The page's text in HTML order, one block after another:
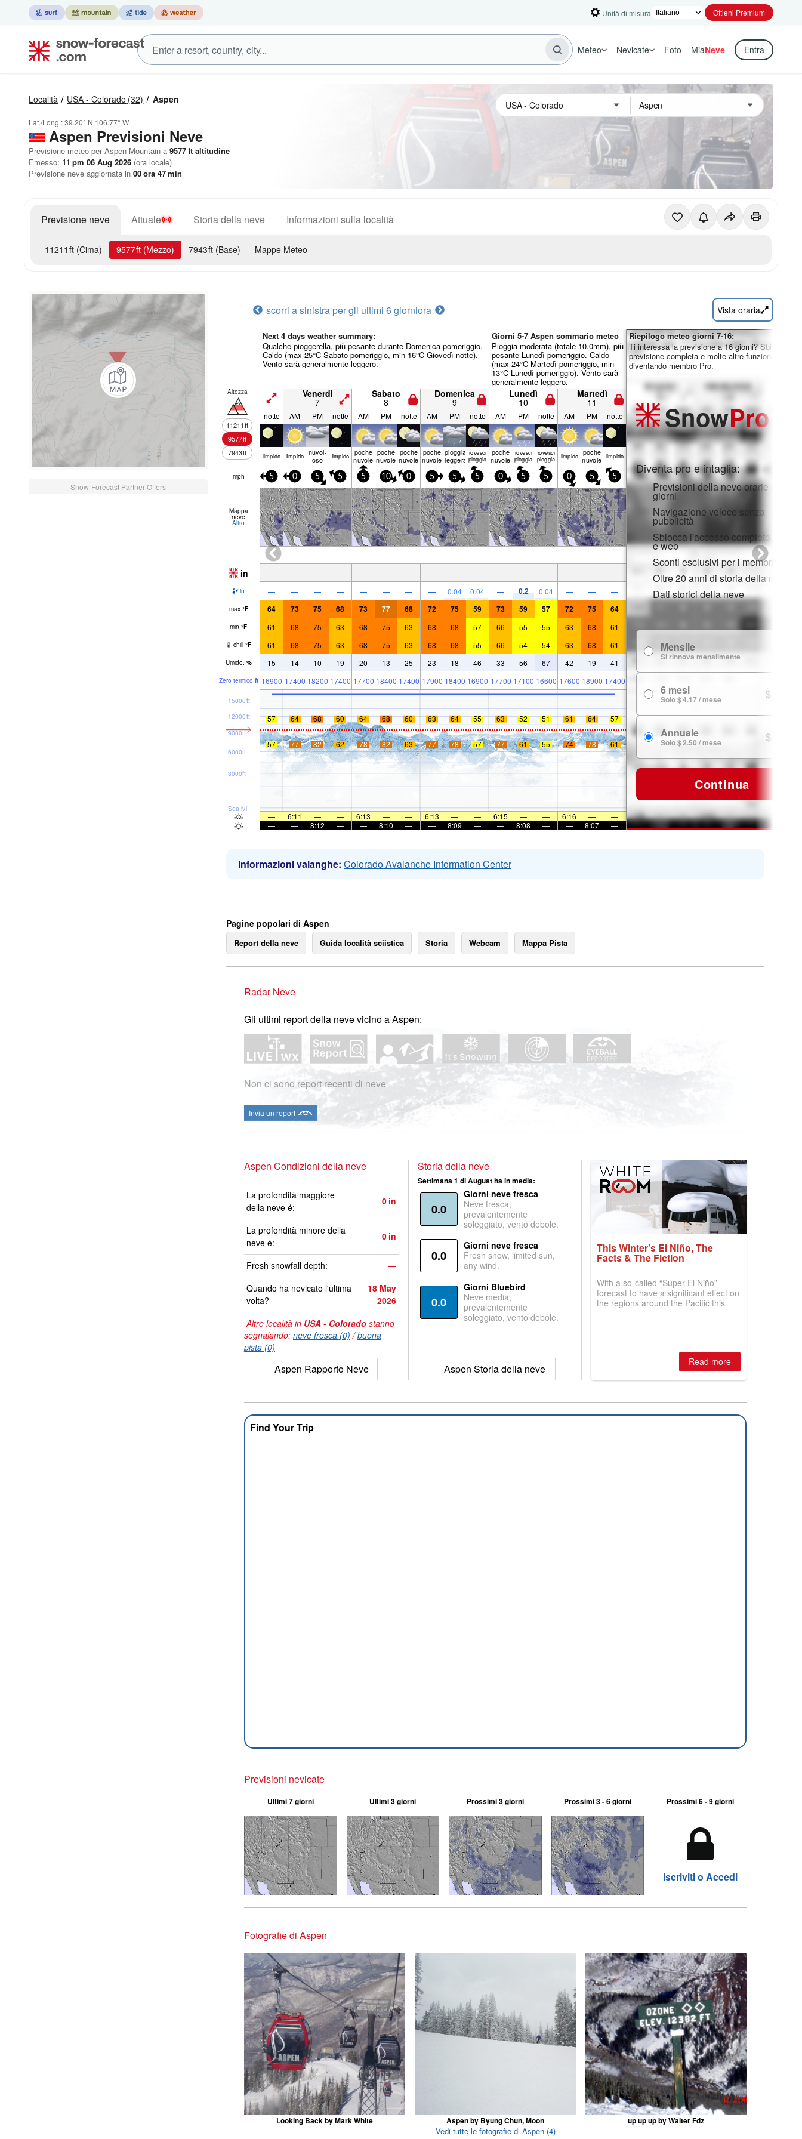
Unità di misura Ottieni Premium
Meteo Nevicate Foto MiaNeve Entra
Località USA - Colorado (32) Aspen
Lat./Long.:39.20° N 106.77° W
Aspen Previsioni Neve
Previsione meteo per Aspen Mountain a 9577ft altitudine
Emesso: 11 pm 06 Aug 2026 (ora locale)
Previsione neve aggiornata in 00ora 47min
Previsione neve Attuale Storia della neve Informazioni sulla località
11211 ft (Cima) 9577ft (Mezzo) 7943ft (Base) Mappe Meteo
Snow-Forecast Partner Offers
scorri a sinistra per gli ultimi 6 giorniora Vista oraria
Next 4 days weather summary:
Qualche pioggerella, più pesante durante Domenica pomeriggio.
Caldo (max 25°C Sabato pomeriggio, min 16°C Giovedì notte).
Vento sarà generalmente leggero.
Giorni 5-7 Aspen sommario meteo
Pioggia moderata (totale 10.0mm), più
pesante Lunedì pomeriggio. Caldo
(max 24°C Martedì pomeriggio, min
13°C Lunedì pomeriggio). Vento sarà
generalmente leggero.
Altezza
11211ft
9577ft
7943ft
Venerdì
7
Sabato
8
Domenica
9
Lunedì
10
Martedì
11
notte AM PM notte AM PM notte AM PM notte AM PM notte AM PM notte
limp­ido limp­ido nuvol-
oso limp­ido poche
nuvole
poche
nuvole
poche
nuvole
poche
nuvole
pioggia
leggera
rovesci
pioggia
poche
nuvole
rovesci
pioggia
rovesci
pioggia limp­ido poche
nuvole limp­ido
mph 5 0 5 5 5 10 0 5 5 5 0 5 5 0 5 5
Mappa
neve
Altro
in — — — — — — — — — — — — — — — —
in — — — — — — — — 0.04 0.04 — 0.2 0.04 — — —
max °F 64 73 75 68 73 77 68 72 75 59 73 59 57 72 75 64
min °F 61 68 75 63 68 75 63 68 68 57 66 55 55 63 68 61
chill °F 61 68 75 63 68 75 63 68 68 55 66 54 54 63 68 61
Umido. % 15 14 10 19 20 13 25 23 18 46 33 56 67 42 19 41
Zero termico ft 16900 17400 18200 17400 17700 18400 17400 17900 18400 16900 17700 17100 16600 17600 18900 17400
Sea lvl
3000ft
6000ft
9000ft
12000ft
15000ft
57 64 68 60 64 68 60 63 64 55 63 52 51 61 64 57
57 77 82 62 78 82 63 77 78 57 77 61 55 74 78 61
— 6:11 — — 6:13 — — 6:13 — — 6:15 — — 6:16 —
—
—
— 8:12 — — 8:10 — — 8:09 — — 8:08 — — 8:07 —
Riepilogo meteo giorni 7-16:
Ti interessa la previsione a 16 giorni? Sblocca la
previsione completa e molte altre funzionalità
diventando membro Pro.
SnowPro
Diventa pro e intaglia:
Previsioni della neve orarie e a 16
giorni
Navigazione veloce senza
pubblicità
Sblocca l'accesso completo su app
e web
Sconti esclusivi per i membri
Oltre 20 anni di storia della neve
Dati storici della neve
Mensile
Si rinnova mensilmente
6 mesi
Solo $ 4.17 / mese $ 24.99
Annuale
Solo $ 2.50 / mese $ 29.99
Continua
Informazioni valanghe: Colorado Avalanche Information Center
Pagine popolari di Aspen
Report della neve Guida località sciistica Storia Webcam Mappa Pista
Radar Neve
Gli ultimi report della neve vicino a Aspen:
Non ci sono report recenti di neve
Invia un report
Aspen Condizioni della neve
La profondità maggiore
della neve é:
0 in
La profondità minore della
neve é:
0 in
Fresh snowfall depth:
—
Quando ha nevicato l'ultima
volta?
18 May
2026
Altre località in USA - Colorado stanno
segnalando: neve fresca (0) /buona
pista (0)
Aspen Rapporto Neve
Storia della neve
Settimana 1 di August ha in media:
0.0
Giorni neve fresca
Neve fresca,
prevalentemente
soleggiato, vento debole.
0.0
Giorni neve fresca
Fresh snow, limited sun,
any wind.
0.0
Giorni Bluebird
Neve media,
prevalentemente
soleggiato, vento debole.
Aspen Storia della neve
This Winter’s El Niño, The
Facts & The Fiction
With a so-called “Super El Niño”
forecast to have a significant effect on
the regions around the Pacific this
Read more
Find Your Trip
Previsioni nevicate
Ultimi 7 giorni Ultimi 3 giorni Prossimi 3 giorni Prossimi 3 - 6 giorni Prossimi 6 - 9 giorni
Iscriviti o Accedi
Fotografie di Aspen
Looking Back by Mark White Aspen by Byung Chun, Moon up up up by Walter Fdz
Vedi tutte le fotografie di Aspen (4)